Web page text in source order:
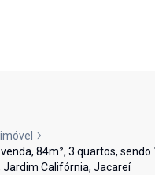
84m², 3 quartos, sendo
Jardim Califórnia, Jacareí